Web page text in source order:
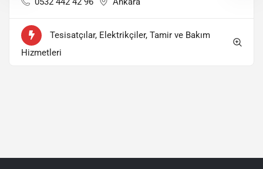
Tesisatçılar, Elektrikçiler, Tamir ve Bakım
Hizmetleri